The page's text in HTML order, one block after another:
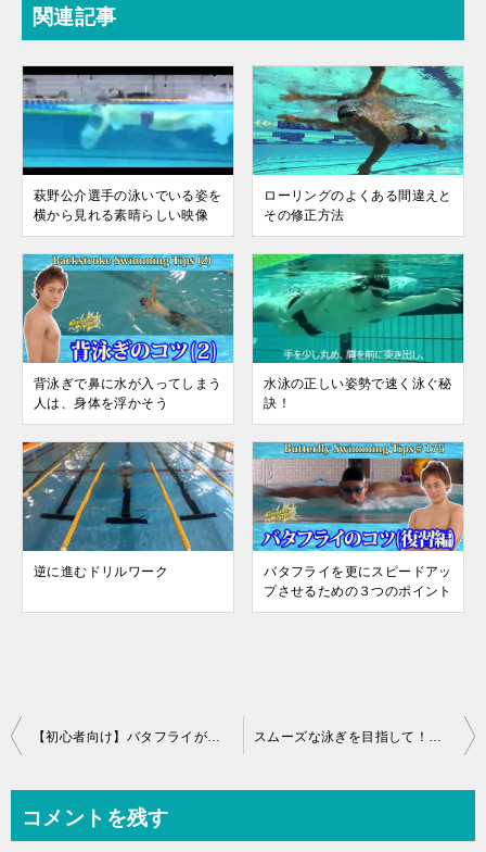
関連記事
萩野公介選手の泳いでいる姿を
横から見れる素晴らしい映像
ローリングのよくある間違えと
その修正方法
背泳ぎで鼻に水が入ってしまう
人は、身体を浮かそう
水泳の正しい姿勢で速く泳ぐ秘
訣！
逆に進むドリルワーク
バタフライを更にスピードアッ
プさせるための３つのポイント
投
ビ
【初心者向け】バタフライが今よりも楽に泳げる方法。 スムーズな泳ぎを目指して！平泳ぎの基本的な動きとコツ
コメントを残す